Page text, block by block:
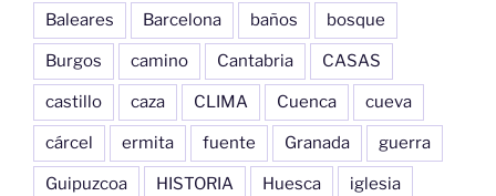
Baleares Barcelona baños bosque
Burgos camino Cantabria CASAS
castillo caza CLIMA Cuenca cueva
cárcel ermita fuente Granada guerra
Guipuzcoa HISTORIA Huesca iglesia